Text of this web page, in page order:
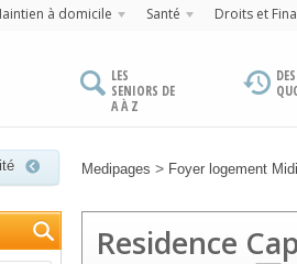
à domicile Santé Droits et
LES
SENIORS DE
A À Z
Medipages > Foyer logement
Residence